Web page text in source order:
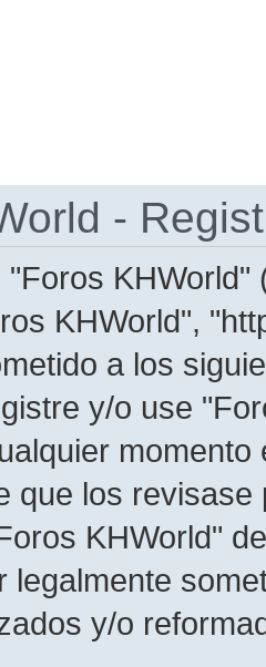
-
KHWorld",
a los
y/o use
que los
KHWorld"
y/o